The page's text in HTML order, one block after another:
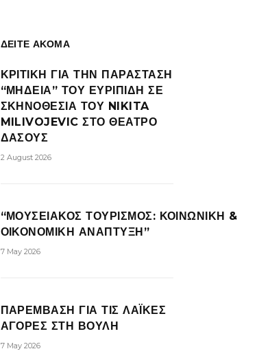
ΔΕΙΤΕ ΑΚΟΜΑ
ΚΡΙΤΙΚΗ ΓΙΑ ΤΗΝ ΠΑΡΑΣΤΑΣΗ
“ΜΗΔΕΙΑ” ΤΟΥ ΕΥΡΙΠΙΔΗ ΣΕ
ΣΚΗΝΟΘΕΣΙΑ ΤΟΥ NIKITA
MILIVOJEVIC ΣΤΟ ΘΕΑΤΡΟ
ΔΑΣΟΥΣ
2 August 2026
“ΜΟΥΣΕΙΑΚΟΣ ΤΟΥΡΙΣΜΟΣ: ΚΟΙΝΩΝΙΚΗ &
ΟΙΚΟΝΟΜΙΚΗ ΑΝΑΠΤΥΞΗ”
7 May 2026
ΠΑΡΕΜΒΑΣΗ ΓΙΑ ΤΙΣ ΛΑΪΚΕΣ
ΑΓΟΡΕΣ ΣΤΗ ΒΟΥΛΗ
7 May 2026